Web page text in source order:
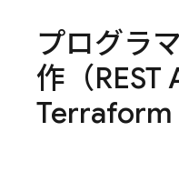
プログラ
作（REST
Terraform